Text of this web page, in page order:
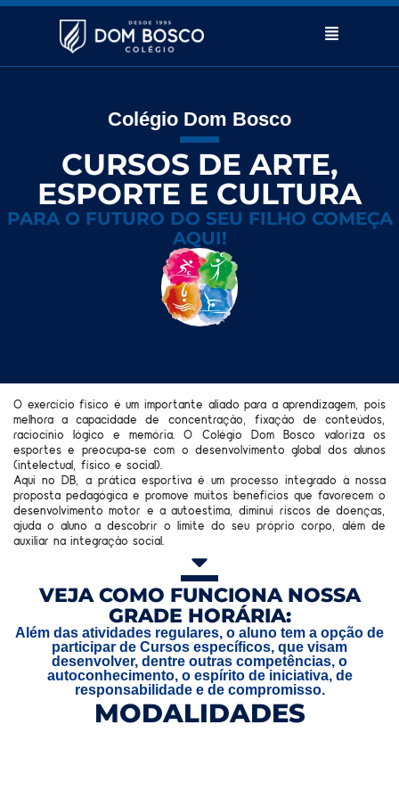
Colégio Dom Bosco
CURSOS DE ARTE,
ESPORTE E CULTURA
PARA O FUTURO DO SEU FILHO COMEÇA
AQUI!
O exercício físico é um importante aliado para a aprendizagem, pois
melhora a capacidade de concentração, fixação de conteúdos,
raciocínio lógico e memória. O Colégio Dom Bosco valoriza os
esportes e preocupa-se com o desenvolvimento global dos alunos
(intelectual, físico e social).
Aqui no DB, a prática esportiva é um processo integrado à nossa
proposta pedagógica e promove muitos benefícios que favorecem o
desenvolvimento motor e a autoestima, diminui riscos de doenças,
ajuda o aluno a descobrir o limite do seu próprio corpo, além de
auxiliar na integração social.
VEJA COMO FUNCIONA NOSSA
GRADE HORÁRIA:
Além das atividades regulares, o aluno tem a opção de
participar de Cursos específicos, que visam
desenvolver, dentre outras competências, o
autoconhecimento, o espírito de iniciativa, de
responsabilidade e de compromisso.
MODALIDADES